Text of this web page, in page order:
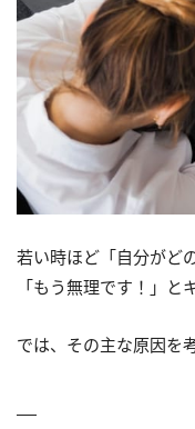
若い時ほど「自分がど
「もう無理です！」と
では、その主な原因を